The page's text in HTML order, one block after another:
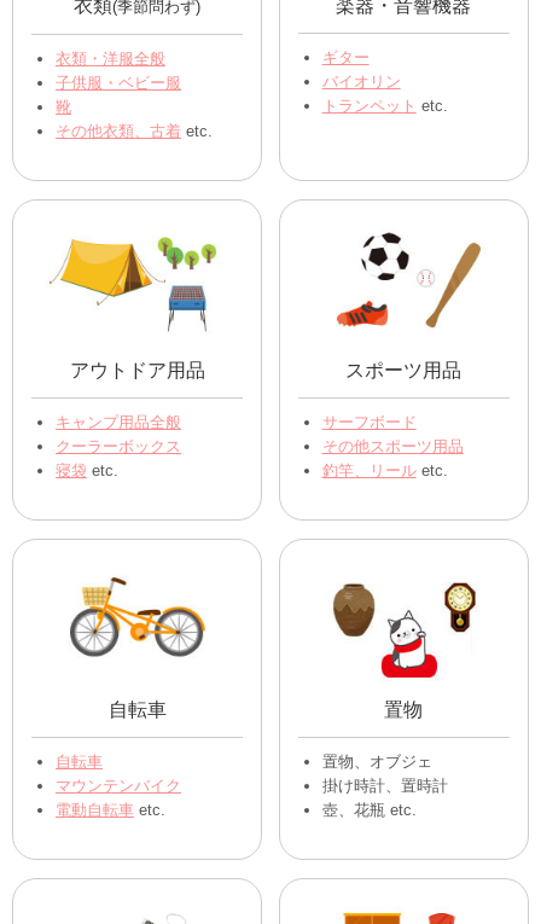
衣類(季節問わず)
衣類・洋服全般
子供服・ベビー服
靴
その他衣類、古着 etc.
楽器・音響機器
ギター
バイオリン
トランペット etc.
アウトドア用品
キャンプ用品全般
クーラーボックス
寝袋 etc.
スポーツ用品
サーフボード
その他スポーツ用品
釣竿、リールetc.
自転車
自転車
マウンテンバイク
電動自転車 etc.
置物
置物、オブジェ
掛け時計、置時計
壺、花瓶 etc.